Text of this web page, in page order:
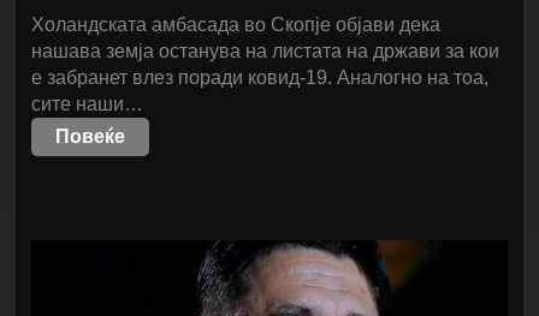
Холандската амбасада во Скопје објави дека
нашава земја останува на листата на држави за кои
е забранет влез поради ковид-19. Аналогно на тоа,
сите наши…
Повеќе